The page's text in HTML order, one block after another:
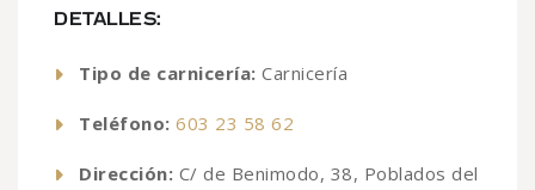
DETALLES:
Tipo de carnicería: Carnicería
Teléfono: 603 23 58 62
Dirección: C/ de Benimodo, 38, Poblados del